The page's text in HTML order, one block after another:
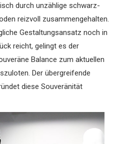
durch unzählige schwarz-
reizvoll zusammengehalten.
Gestaltungsansatz noch in
reicht, gelingt es der
Balance zum aktuellen
Der übergreifende
diese Souveränität